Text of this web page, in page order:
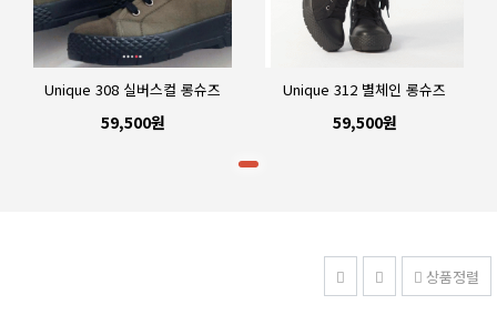
Unique 308 실버스컬 롱슈즈
59,500원
Unique 312 별체인 롱슈즈
59,500원
상품정렬